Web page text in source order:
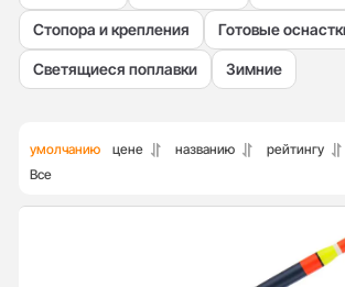
Стопора и крепления Готовые
Светящиеся поплавки Зимние
умолчанию цене названию
рейтингу
Все